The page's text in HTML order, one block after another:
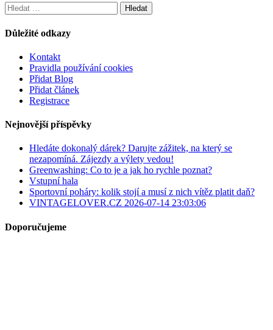
Vyhledávání
Důležité odkazy
Kontakt
Pravidla používání cookies
Přidat Blog
Přidat článek
Registrace
Nejnovější příspěvky
Hledáte dokonalý dárek? Darujte zážitek, na který se
nezapomíná. Zájezdy a výlety vedou!
Greenwashing: Co to je a jak ho rychle poznat?
Vstupní hala
Sportovní poháry: kolik stojí a musí z nich vítěz platit daň?
VINTAGELOVER.CZ 2026-07-14 23:03:06
Doporučujeme